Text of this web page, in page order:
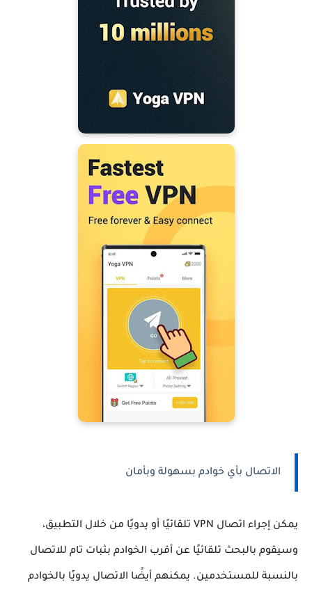
الاتصال بأي خوادم بسهولة وبأمان
يمكن إجراء اتصال VPN تلقائيًا أو يدويًا من خلال التطبيق،
وسيقوم بالبحث تلقائيًا عن أقرب الخوادم بثبات تام للاتصال
بالنسبة للمستخدمين. يمكنهم أيضًا الاتصال يدويًا بالخوادم